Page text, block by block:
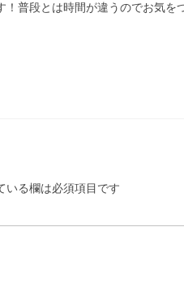
普段とは時間が違うのでお気を
いる欄は必須項目です